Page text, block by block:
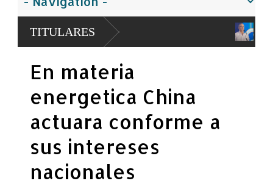
TITULARES
Abinader asumirá presidencia
En materia
energetica China
actuara conforme a
sus intereses
nacionales